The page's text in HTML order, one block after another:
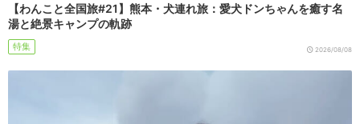
【わんこと全国旅#21】熊本・犬連れ旅：愛犬ドンちゃんを癒す名
湯と絶景キャンプの軌跡
特集 2026/08/08